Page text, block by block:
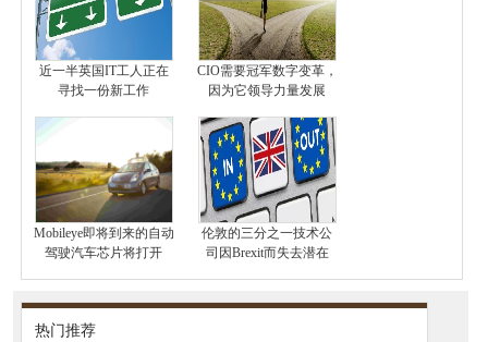
近一半英国IT工人正在
寻找一份新工作
CIO需要冠军数字变革，
因为它领导力量发展
Mobileye即将到来的自动
驾驶汽车芯片将打开
伦敦的三分之一技术公
司因Brexit而失去潜在
热门推荐